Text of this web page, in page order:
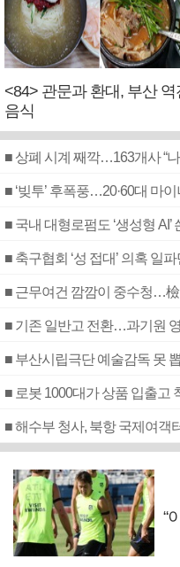
<84> 관문과 환대, 부산 역
음식
■ 상폐 시계 째깍…163개사 “
■ ‘빚투’ 후폭풍…20·60대 마
■ 국내 대형로펌도 ‘생성형 AI’
■ 근무여건 깜깜이 중수청…
■ 기존 일반고 전환…과기원
■ 부산시립극단 예술감독 못
■ 로봇 1000대가 상품 입출
■ 해수부 청사, 북항 국제여객
“